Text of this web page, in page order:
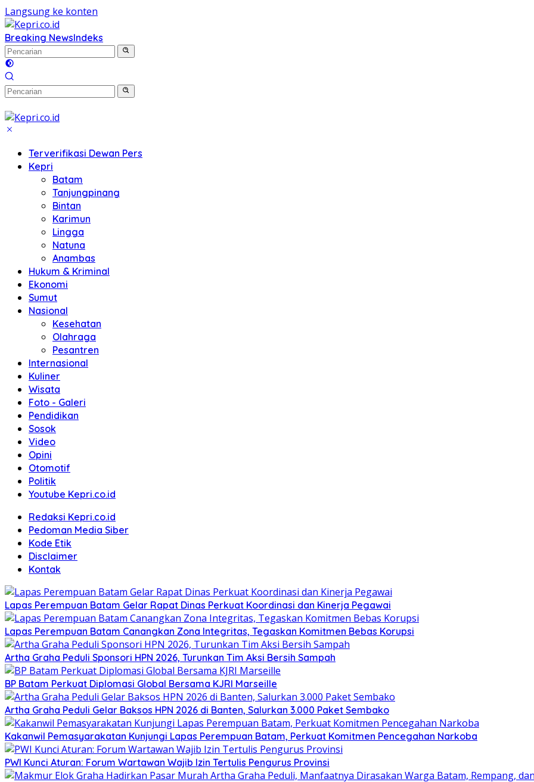
Langsung ke konten
Breaking NewsIndeks
Terverifikasi Dewan Pers
Kepri
Batam
Tanjungpinang
Bintan
Karimun
Lingga
Natuna
Anambas
Hukum & Kriminal
Ekonomi
Sumut
Nasional
Kesehatan
Olahraga
Pesantren
Internasional
Kuliner
Wisata
Foto - Galeri
Pendidikan
Sosok
Video
Opini
Otomotif
Politik
Youtube Kepri.co.id
Redaksi Kepri.co.id
Pedoman Media Siber
Kode Etik
Disclaimer
Kontak
Lapas Perempuan Batam Gelar Rapat Dinas Perkuat Koordinasi dan Kinerja Pegawai
Lapas Perempuan Batam Canangkan Zona Integritas, Tegaskan Komitmen Bebas Korupsi
Artha Graha Peduli Sponsori HPN 2026, Turunkan Tim Aksi Bersih Sampah
BP Batam Perkuat Diplomasi Global Bersama KJRI Marseille
Artha Graha Peduli Gelar Baksos HPN 2026 di Banten, Salurkan 3.000 Paket Sembako
Kakanwil Pemasyarakatan Kunjungi Lapas Perempuan Batam, Perkuat Komitmen Pencegahan Narkoba
PWI Kunci Aturan: Forum Wartawan Wajib Izin Tertulis Pengurus Provinsi